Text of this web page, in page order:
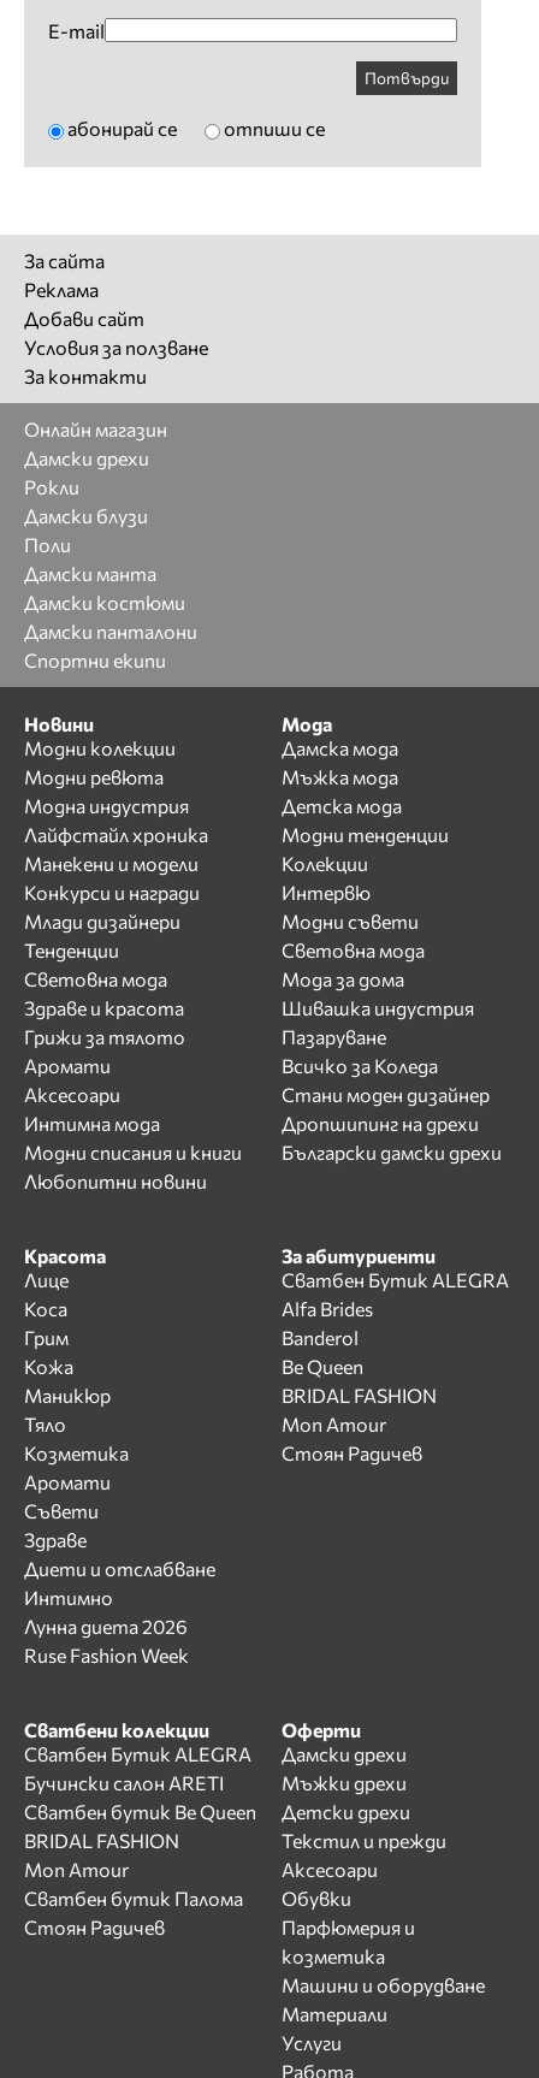
E-mail
Потвърди
абонирай се отпиши се
За сайта
Реклама
Добави сайт
Условия за ползване
За контакти
Онлайн магазин
Дамски дрехи
Рокли
Дамски блузи
Поли
Дамски манта
Дамски костюми
Дамски панталони
Спортни екипи
Новини
Модни колекции
Модни ревюта
Модна индустрия
Лайфстайл хроника
Манекени и модели
Конкурси и награди
Млади дизайнери
Тенденции
Световна мода
Здраве и красота
Грижи за тялото
Аромати
Аксесоари
Интимна мода
Модни списания и книги
Любопитни новини
Мода
Дамска мода
Мъжка мода
Детска мода
Модни тенденции
Колекции
Интервю
Модни съвети
Световна мода
Мода за дома
Шивашка индустрия
Пазаруване
Всичко за Коледа
Стани моден дизайнер
Дропшипинг на дрехи
Български дамски дрехи
Красота
Лице
Коса
Грим
Кожа
Маникюр
Тяло
Козметика
Аромати
Съвети
Здраве
Диети и отслабване
Интимно
Лунна диета 2026
Ruse Fashion Week
За абитуриенти
Сватбен Бутик ALEGRA
Alfa Brides
Banderol
Be Queen
BRIDAL FASHION
Mon Amour
Стоян Радичев
Сватбени колекции
Сватбен Бутик ALEGRA
Бучински салон ARETI
Сватбен бутик Be Queen
BRIDAL FASHION
Mon Amour
Сватбен бутик Палома
Стоян Радичев
Оферти
Дамски дрехи
Мъжки дрехи
Детски дрехи
Текстил и прежди
Аксесоари
Обувки
Парфюмерия и
козметика
Машини и оборудване
Материали
Услуги
Работа